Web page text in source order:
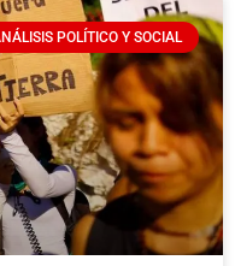
POLÍTICO Y SOCIAL